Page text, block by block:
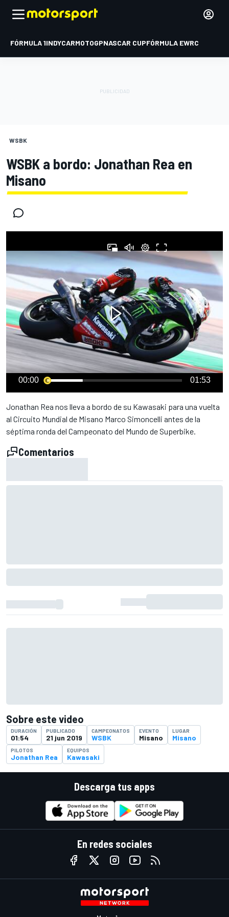
FÓRMULA 1INDYCARMOTOGPNASCAR CUPFÓRMULA EWRC
WSBK
WSBK a bordo: Jonathan Rea en
Misano
00:00 01:53
Jonathan Rea nos lleva a bordo de su Kawasaki para una vuelta
al Circuito Mundial de Misano Marco Simoncelli antes de la
séptima ronda del Campeonato del Mundo de Superbike.
Comentarios
Sobre este video
DURACIÓN
01:54
PUBLICADO
21 jun 2019
CAMPEONATOS
WSBK
EVENTO
Misano
LUGAR
Misano
PILOTOS
Jonathan Rea
EQUIPOS
Kawasaki
Descarga tus apps
En redes sociales